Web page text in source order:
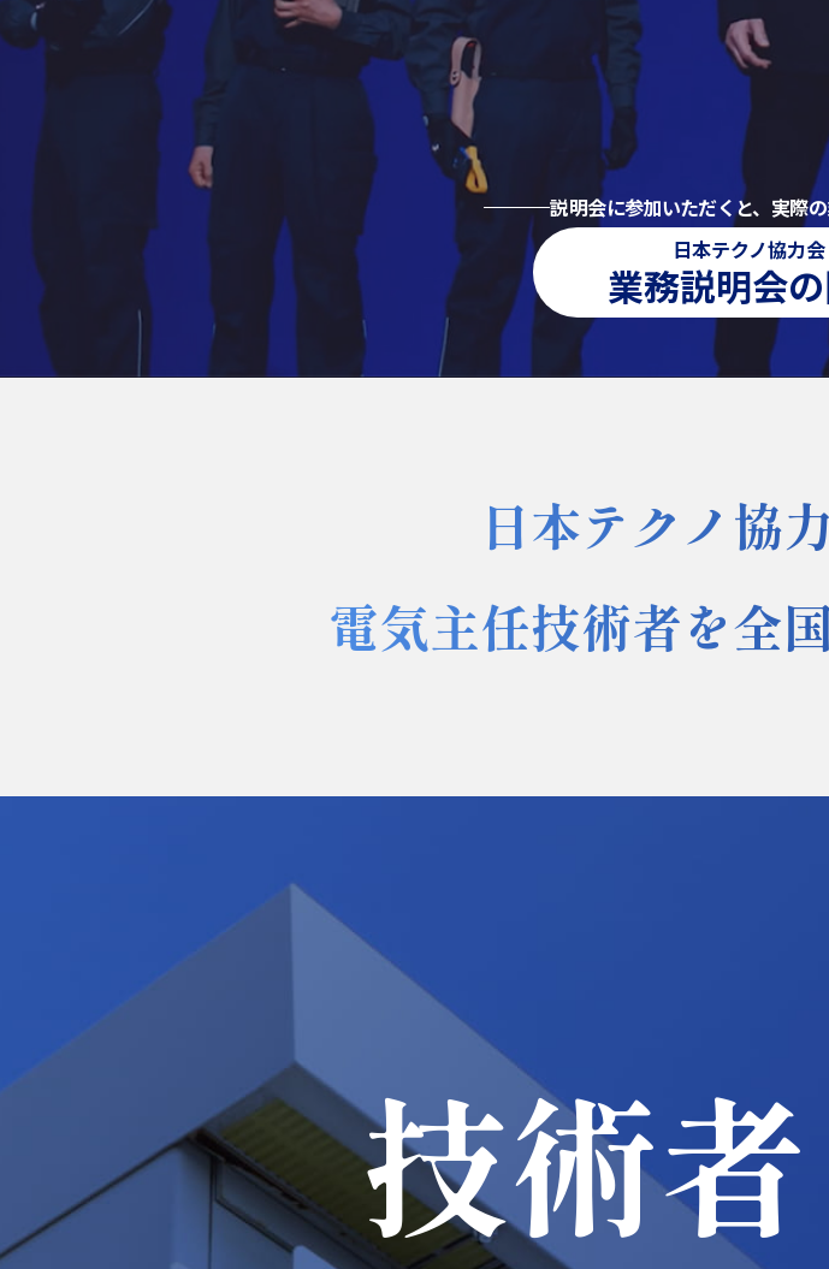
説明会に参加いただくと、 実際
日本テクノ協力
業務説明会
日本テクノ協
電気主任技術者を全
技術